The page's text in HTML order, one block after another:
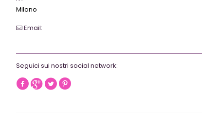
Milano
Email:
Seguici sui nostri social network: